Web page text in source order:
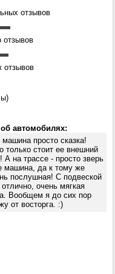
отзывов
отзывов
отзывов
автомобилях:
машина просто сказка!
только стоит ее внешний
А на трассе - просто зверь
машина, да к тому же
послушная! С подвеской
отлично, очень мягкая
Вообщем я до сих пор
от восторга. :)